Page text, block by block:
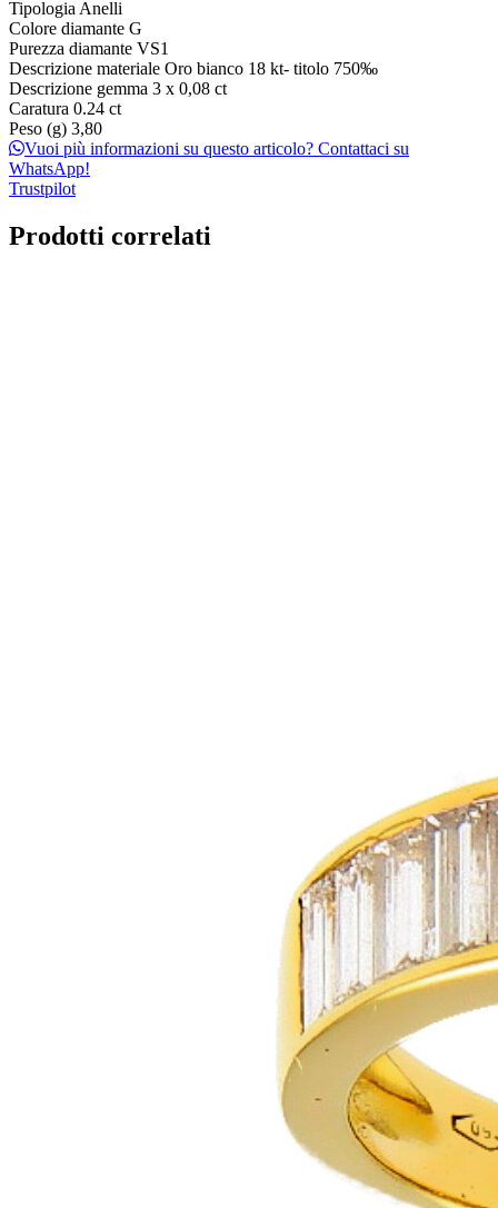
TipologiaAnelli
Colore diamante G
Purezza diamante VS1
Descrizione materiale Oro bianco 18 kt- titolo 750‰
Descrizione gemma 3 x 0,08 ct
Caratura 0.24 ct
Peso (g) 3,80
Vuoi più informazioni su questo articolo? Contattaci su
WhatsApp!
Trustpilot
Prodotti correlati